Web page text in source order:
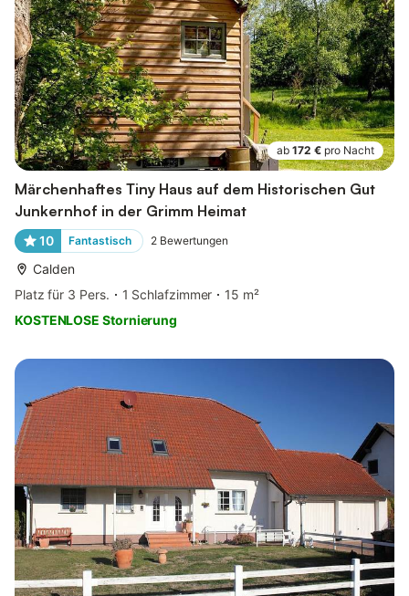
ab 172 € pro Nacht
Märchenhaftes Tiny Haus auf dem Historischen Gut
Junkernhof in der Grimm Heimat
10 Fantastisch 2 Bewertungen
Calden
Platz für 3 Pers.
1 Schlafzimmer
15 m²
KOSTENLOSE Stornierung